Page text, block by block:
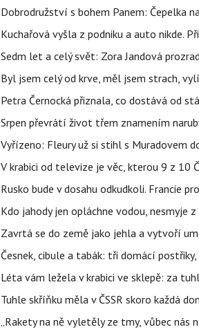
Dobrodružství s bohem Panem: Čepelka
Kuchařová vyšla z podniku a auto nikde.
Sedm let a celý svět: Zora Jandová
Byl jsem celý od krve, měl jsem strach,
Petra Černocká přiznala, co dostává od
Srpen převrátí život třem znamením
Vyřízeno: Fleury už si stihl s Muradovem
V krabici od televize je věc, kterou 9 z 10
Rusko bude v dosahu odkudkoli. Francie
Kdo jahody jen opláchne vodou, nesmyje
Zavrtá se do země jako jehla a vytvoří
Česnek, cibule a tabák: tři domácí
Léta vám ležela v krabici ve sklepě: za
Tuhle skříňku měla v ČSSR skoro každá
„Rakety na ně vyletěly ze tmy, vůbec nás